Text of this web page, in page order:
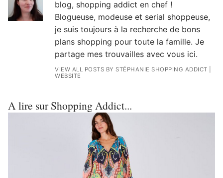
blog, shopping addict en chef !
Blogueuse, modeuse et serial shoppeuse,
je suis toujours à la recherche de bons
plans shopping pour toute la famille. Je
partage mes trouvailles avec vous ici.
VIEW ALL POSTS BY STÉPHANIE SHOPPING ADDICT
WEBSITE
A lire sur Shopping Addict...